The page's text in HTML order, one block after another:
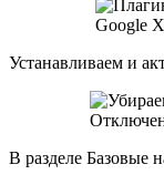
Google
Устанавливаем и
В разделе Базовые